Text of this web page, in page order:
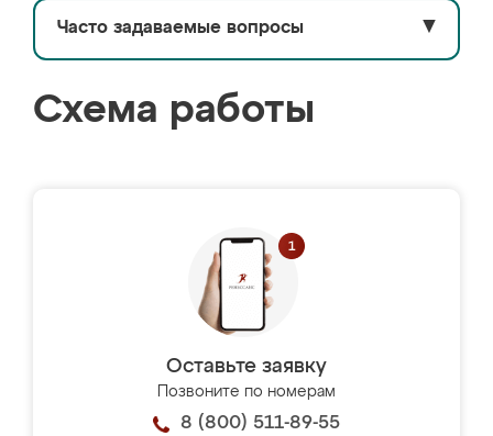
Часто задаваемые вопросы ▼
Схема работы
Оставьте заявку
Позвоните по номерам
8 (800) 511-89-55